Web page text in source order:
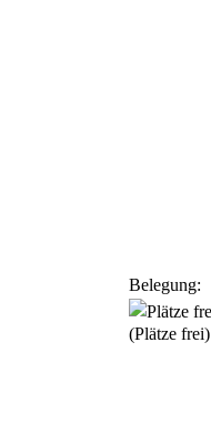
Belegung:
(Plätze frei)